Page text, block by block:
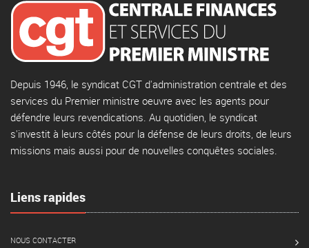
Depuis 1946, le syndicat CGT d'administration centrale et des
services du Premier ministre oeuvre avec les agents pour
défendre leurs revendications. Au quotidien, le syndicat
s'investit à leurs côtés pour la défense de leurs droits, de leurs
missions mais aussi pour de nouvelles conquêtes sociales.
Liens rapides
NOUS CONTACTER